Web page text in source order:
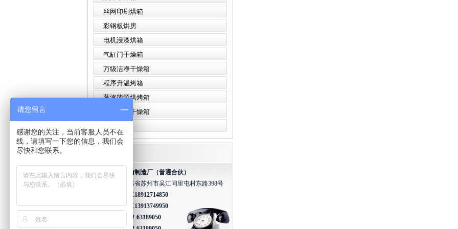
丝网印刷烘箱
彩钢板烘房
电机浸漆烘箱
气缸门干燥箱
万级洁净干燥箱
程序升温烤箱
蒸汽能源烘烤箱
蚕茧自控干燥箱
吴江市三合烘箱制造厂（普通合伙）
厂 址：江苏省苏州市吴江同里屯村东路398号
技术热线：杨工18912714850
技术热线：魏工13913749950
0512-63189050
请您留言
感谢您的关注，当前客服人员不在
线，请填写一下您的信息，我们会
尽快和您联系。